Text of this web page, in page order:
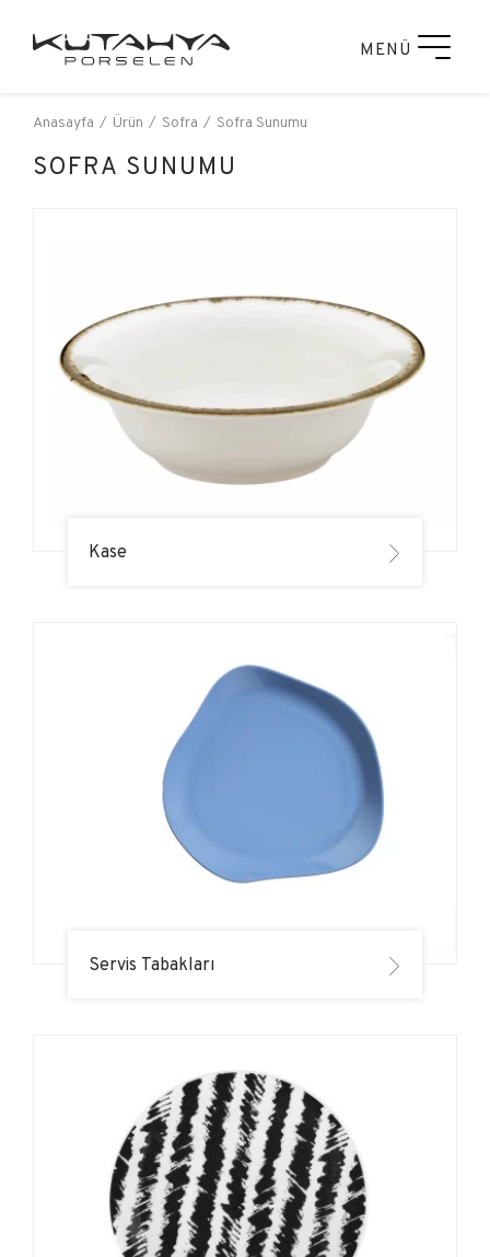
MENÜ
Anasayfa Ürün Sofra Sofra Sunumu
SOFRA SUNUMU
Kase
Servis Tabakları